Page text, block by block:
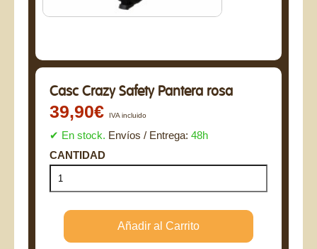
Casc Crazy Safety Pantera rosa
39,90€ IVA incluido
✔ En stock. Envíos / Entrega: 48h